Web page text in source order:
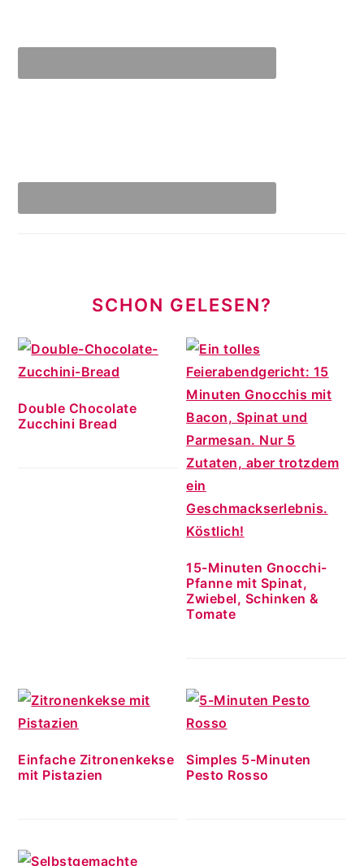
SCHON GELESEN?
Double Chocolate
Zucchini Bread
15-Minuten Gnocchi-
Pfanne mit Spinat,
Zwiebel, Schinken &
Tomate
Einfache Zitronenkekse
mit Pistazien
Simples 5-Minuten
Pesto Rosso